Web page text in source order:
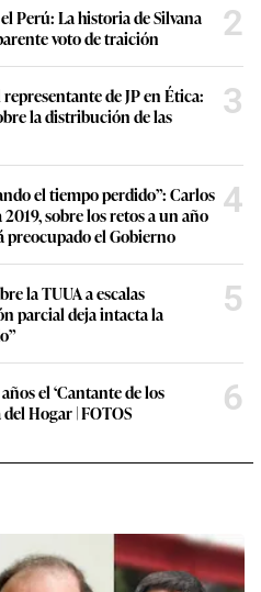
Perú: La historia de Silvana
voto de traición
2
de JP en Ética:
la distribución de las
3
el tiempo perdido”: Carlos
sobre los retos a un año
preocupado el Gobierno
4
la TUUA a escalas
parcial deja intacta la
5
el ‘Cantante de los
Hogar | FOTOS
6